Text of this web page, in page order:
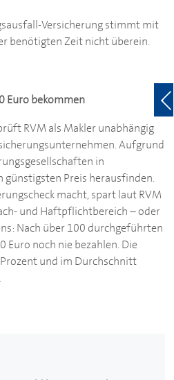
Versicherung stimmt mit
benötigten Zeit nicht überein.
Euro bekommen
RVM als Makler unabhängig
Aufgrund
in
günstigsten Preis herausfinden.
macht, spart laut RVM
und Haftpflichtbereich – oder
Nach über 100 durchgeführten
Euro noch nie bezahlen. Die
und im Durchschnitt